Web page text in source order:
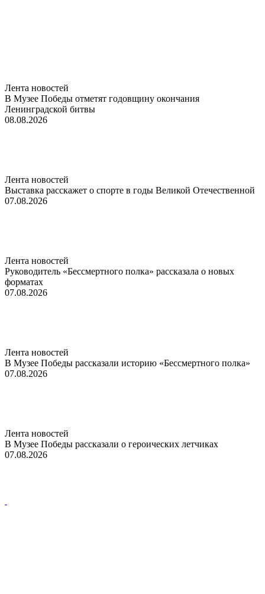
Лента новостей
В Музее Победы отметят годовщину окончания
Ленинградской битвы
08.08.2026
Лента новостей
Выставка расскажет о спорте в годы Великой Отечественной
07.08.2026
Лента новостей
Руководитель «Бессмертного полка» рассказала о новых
форматах
07.08.2026
Лента новостей
В Музее Победы рассказали историю «Бессмертного полка»
07.08.2026
Лента новостей
В Музее Победы рассказали о героических летчиках
07.08.2026